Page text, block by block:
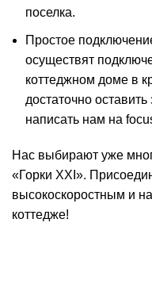
поселка.
Простое
осуществят
коттеджном доме в
достаточно
написать нам на
Нас выбирают уже
«Горки XXI».
высокоскоростным и
коттедже!